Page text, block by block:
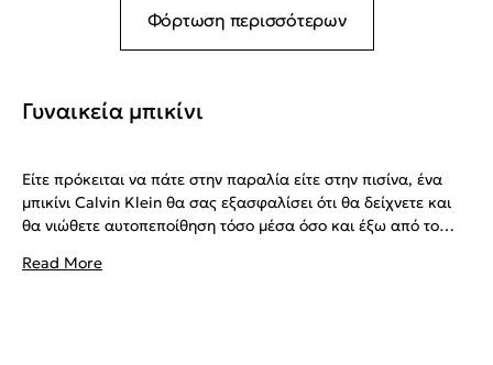
Φόρτωση περισσότερων
Γυναικεία μπικίνι
Είτε πρόκειται να πάτε στην παραλία είτε στην πισίνα, ένα
μπικίνι Calvin Klein θα σας εξασφαλίσει ότι θα δείχνετε και
θα νιώθετε αυτοπεποίθηση τόσο μέσα όσο και έξω από το
εντυπωσιακά ξεχωριστά κομμάτια, καθιστώντας εύκολη τη
Read More